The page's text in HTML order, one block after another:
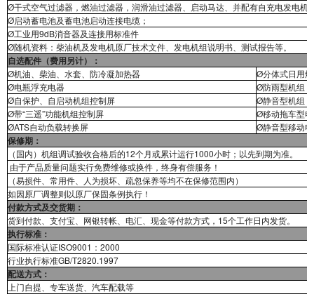
Ø干式空气过滤器，燃油过滤器，润滑油过滤器、启动马达、并配有自充电发电机
Ø启动蓄电池及蓄电池启动连接电缆；
Ø工业用9dB消音器及连接用标准件
Ø随机资料：柴油机及发电机原厂技术文件、发电机组说明书、测试报告等。
自选配件（费用另计）：
Ø机油、柴油、水套、防冷凝加热器
Ø分体式日用
Ø电瓶浮充电器
Ø防雨型机组
Ø自保护、自启动机组控制屏
Ø静音型机组
Ø带“三遥”功能机组控制屏
Ø移动拖车型
ØATS自动负载转换屏
Ø静音型移动
保修期：
（国内）机组调试验收合格后的12个月或累计运行1000小时；以先到期为准。
由于产品质量问题实行免费维修或换件，终身有偿服务！
（易损件、常用件、人为损坏、疏忽保养等均不在保修范围内）
如因原厂调整则以原厂保固条例执行！
付款方式及交货期：
货到付款、支付宝、网银转帐、电汇、现金等付款方式，15个工作日内发货。
执行标准：
国际标准认证ISO9001：2000
行业执行标准GB/T2820.1997
配送方式：
上门自提、专车送货、汽车配载等